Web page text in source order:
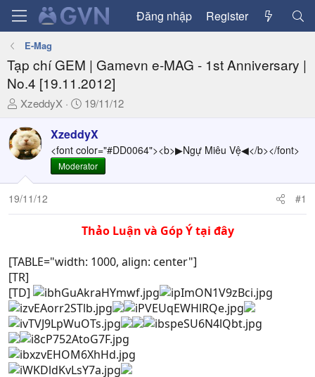
Đăng nhập Register
E-Mag
Tạp chí GEM | Gamevn e-MAG - 1st Anniversary |
No.4 [19.11.2012]
T
r
e
a
d
t
e
r
XzeddyX
N
à
y
g
ử
19/11/12
XzeddyX
<font color="#DD0064"><b>▶Ngự Miêu Vệ◀</b></font>
Moderator
19/11/12 #1
Thảo Luận và Góp Ý tại đây
[TABLE="width: 1000, align: center"]
[TR]
[TD]